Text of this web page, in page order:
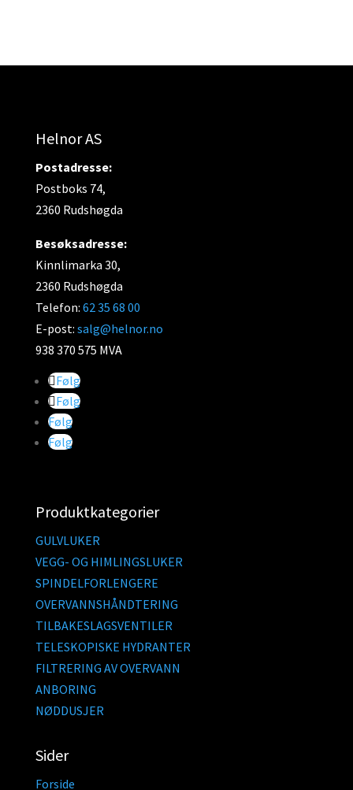
Helnor AS
Postadresse:
Postboks 74,
2360 Rudshøgda
Besøksadresse:
Kinnlimarka 30,
2360 Rudshøgda
Telefon: 62 35 68 00
E-post: salg@helnor.no
938 370 575 MVA
Følg
Følg
Følg
Følg
Produktkategorier
GULVLUKER
VEGG- OG HIMLINGSLUKER
SPINDELFORLENGERE
OVERVANNSHÅNDTERING
TILBAKESLAGSVENTILER
TELESKOPISKE HYDRANTER
FILTRERING AV OVERVANN
ANBORING
NØDDUSJER
Sider
Forside